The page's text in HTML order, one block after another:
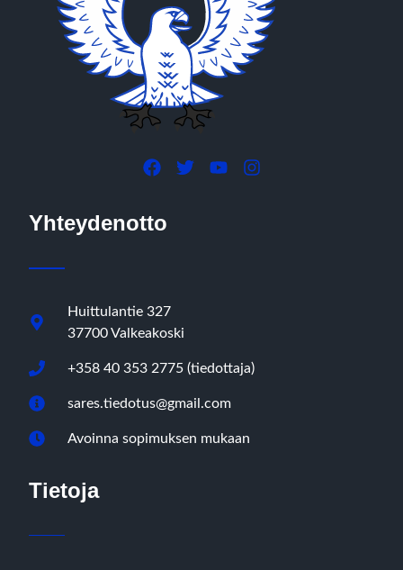
Yhteydenotto
Huittulantie 327
37700 Valkeakoski
+358 40 353 2775 (tiedottaja)
sares.tiedotus@gmail.com
Avoinna sopimuksen mukaan
Tietoja